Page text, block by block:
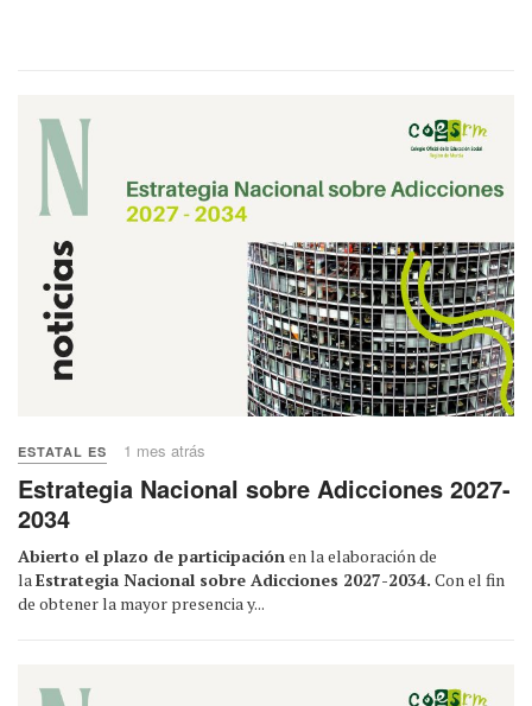
ESTATAL ES 1 mes atrás
Estrategia Nacional sobre Adicciones 2027-
2034
Abierto el plazo de participaciónen la elaboración de
laEstrategia Nacional sobre Adicciones 2027-2034. Con el fin
de obtener la mayor presencia y...